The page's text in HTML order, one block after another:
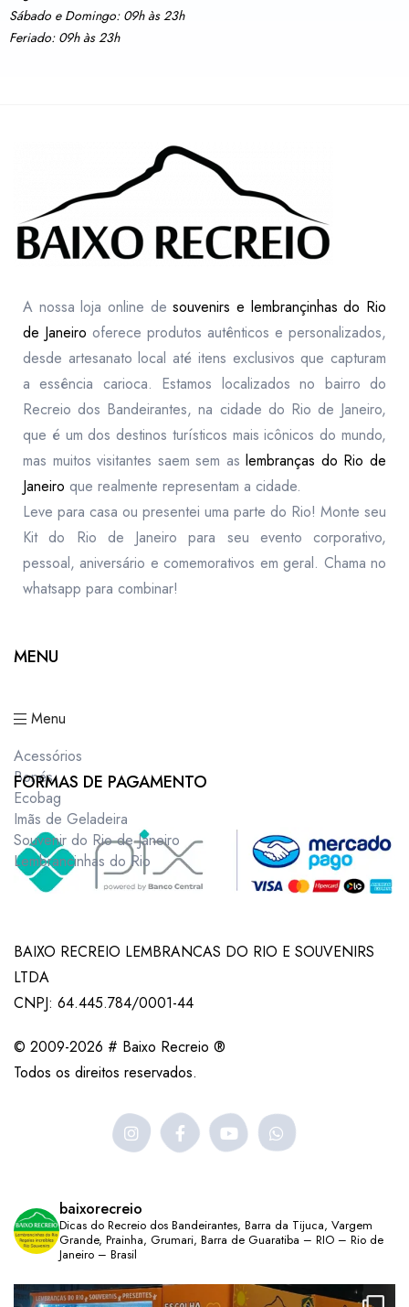
Sábado e Domingo: 09h às 23h
Feriado: 09h às 23h
A nossa loja online desouvenirs e lembrançinhas do Rio
de Janeiro oferece produtos autênticos e personalizados,
desde artesanato local até itens exclusivos que capturam
a essência carioca. Estamos localizados no bairro do
Recreio dos Bandeirantes, na cidade do Rio de Janeiro,
que é um dos destinos turísticos mais icônicos do mundo,
mas muitos visitantes saem sem aslembranças do Rio de
Janeiro que realmente representam a cidade.
Leve para casa ou presentei uma parte do Rio! Monte seu
Kit do Rio de Janeiro para seu evento corporativo,
pessoal, aniversário e comemorativos em geral. Chama no
whatsapp para combinar!
MENU
Menu
Acessórios
Bonés
Ecobag
Imãs de Geladeira
Souvenir do Rio de Janeiro
Lembrancinhas do Rio
FORMAS DE PAGAMENTO
BAIXO RECREIO LEMBRANCAS DO RIO E SOUVENIRS
LTDA
CNPJ: 64.445.784/0001-44
© 2009-2026 # Baixo Recreio ®
Todos os direitos reservados.
baixorecreio
Dicas do Recreio dos Bandeirantes, Barra da Tijuca, Vargem
Grande, Prainha, Grumari, Barra de Guaratiba – RIO – Rio de
Janeiro – Brasil